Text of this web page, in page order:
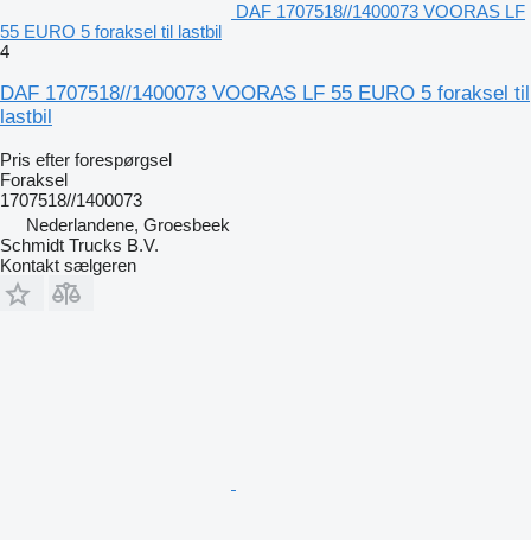
DAF 1707518//1400073 VOORAS LF
55 EURO 5 foraksel til lastbil
4
DAF 1707518//1400073 VOORAS LF 55 EURO 5 foraksel til
lastbil
Pris efter forespørgsel
Foraksel
1707518//1400073
Nederlandene, Groesbeek
Schmidt Trucks B.V.
Kontakt sælgeren